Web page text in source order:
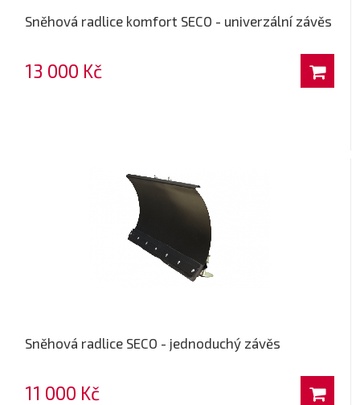
Sněhová radlice komfort SECO - univerzální závěs
13 000 Kč
Sněhová radlice SECO - jednoduchý závěs
11 000 Kč